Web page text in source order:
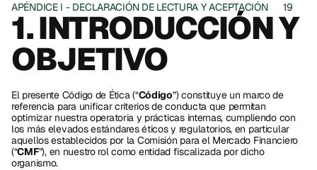
APÉNDICE I - DECLARACIÓN DE LECTURA Y ACEPTACIÓN	19
1. INTRODUCCIÓN Y
OBJETIVO
El presente Código de Ética (“Código”) constituye un marco de
referencia para unificar criterios de conducta que permitan
optimizar nuestra operatoria y prácticas internas, cumpliendo con
los más elevados estándares éticos y regulatorios, en particular
aquellos establecidos por la Comisión para el Mercado Financiero
(“CMF”), en nuestro rol como entidad fiscalizada por dicho
organismo.